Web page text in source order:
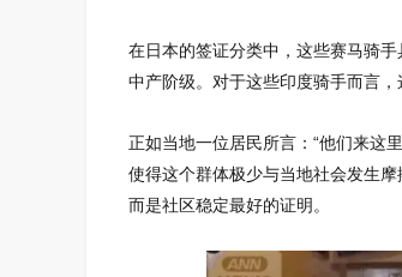
在日本的签证分类中，这些赛马骑
中产阶级。对于这些印度骑手而言
正如当地一位居民所言：“他们来这
使得这个群体极少与当地社会发生
而是社区稳定最好的证明。